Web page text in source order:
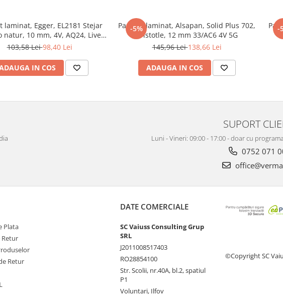
laminat, Egger, EL2181 Stejar
natur, 10 mm, 4V, AQ24, Live
Natural 2
103,58 Lei98,40 Lei
IN COS
-5%
Parchet laminat, Alsapan, Solid Plus 702,
Aristotle, 12 mm 33/AC6 4V 5G
145,96 Lei138,66 Lei
ADAUGA IN COS
-
SUPORT
Luni - Vineri: 09:00 - 17:00 - doar cu
0752 071
Plata
Retur
Retur
DATE COMERCIALE
SC Vaiuss Consulting Grup
SRL
J2011008517403
RO28854100
Str. Scolii, nr.40A, bl.2, spatiul
P1
Voluntari, Ilfov
©Copyright SC